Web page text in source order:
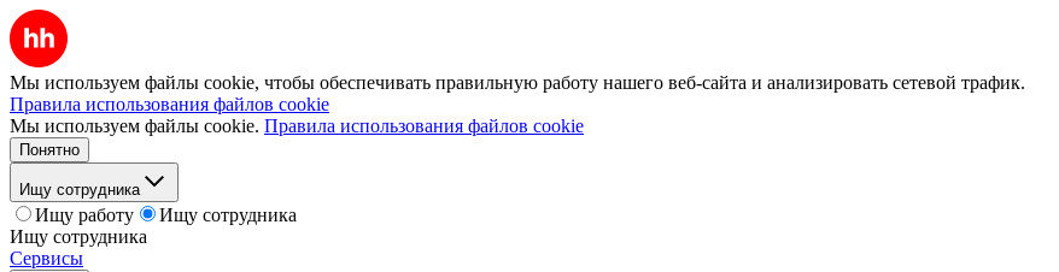
Мы используем файлы cookie, чтобы обеспечивать правильную работу нашего веб-сайта и анализировать сетевой трафик.
Правила использования файлов cookie
Мы используем файлы cookie. Правила использования файлов cookie
Понятно
Ищу сотрудника
Ищу работу
Ищу сотрудника
Ищу сотрудника
Сервисы